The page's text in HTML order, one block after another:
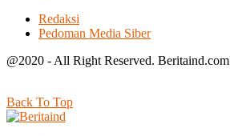
Redaksi
Pedoman Media Siber
@2020 - All Right Reserved. Beritaind.com
Back To Top